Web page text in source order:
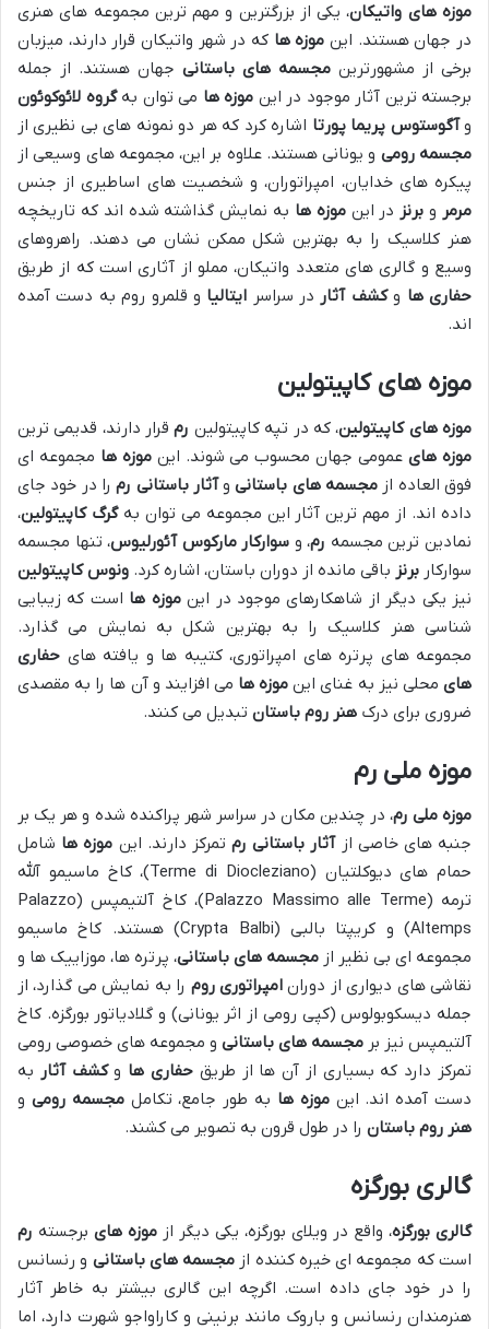
موزه های واتیکان، یکی از بزرگترین و مهم ترین مجموعه های هنری
در جهان هستند. این موزه ها که در شهر واتیکان قرار دارند، میزبان
برخی از مشهورترین مجسمه های باستانی جهان هستند. از جمله
برجسته ترین آثار موجود در این موزه ها می توان بهگروه لائوکوئون
وآگوستوس پریما پورتا اشاره کرد که هر دو نمونه های بی نظیری از
مجسمه رومی و یونانی هستند. علاوه بر این، مجموعه های وسیعی از
پیکره های خدایان، امپراتوران، و شخصیت های اساطیری از جنس
مرمر و برنز در اینموزه ها به نمایش گذاشته شده اند که تاریخچه
هنر کلاسیک را به بهترین شکل ممکن نشان می دهند. راهروهای
وسیع و گالری های متعدد واتیکان، مملو از آثاری است که از طریق
حفاری ها وکشف آثار در سراسر ایتالیا و قلمرو روم به دست آمده
اند.
موزه های کاپیتولین
موزه های کاپیتولین، که در تپه کاپیتولین رمقرار دارند، قدیمی ترین
موزه هایعمومی جهان محسوب می شوند. اینموزه ها مجموعه ای
فوق العاده از مجسمه های باستانیوآثار باستانی رمرا در خود جای
داده اند. از مهم ترین آثار این مجموعه می توان بهگرگ کاپیتولین،
نمادین ترین مجسمه رم، و سوارکار مارکوس آئورلیوس، تنها مجسمه
سوارکار برنز باقی مانده از دوران باستان، اشاره کرد. ونوس کاپیتولین
نیز یکی دیگر از شاهکارهای موجود در اینموزه ها است که زیبایی
شناسی هنر کلاسیک را به بهترین شکل به نمایش می گذارد.
مجموعه های پرتره های امپراتوری، کتیبه ها و یافته های حفاری
هایمحلی نیز به غنای این موزه ها می افزایند و آن ها را به مقصدی
ضروری برای درک هنر روم باستان تبدیل می کنند.
موزه ملی رم
موزه ملی رم، در چندین مکان در سراسر شهر پراکنده شده و هر یک بر
جنبه های خاصی ازآثار باستانی رمتمرکز دارند. این موزه ها شامل
حمام های دیوکلتیان (Terme di Diocleziano)، کاخ ماسیمو آلله
ترمه (Palazzo Massimo alle Terme)، کاخ آلتیمپس (Palazzo
Altemps) و کریپتا بالبی (Crypta Balbi) هستند. کاخ ماسیمو
مجموعه ای بی نظیر از مجسمه های باستانی، پرتره ها، موزاییک ها و
نقاشی های دیواری از دورانامپراتوری روم را به نمایش می گذارد، از
جمله دیسکوبولوس (کپی رومی از اثر یونانی) و گلادیاتور بورگزه. کاخ
آلتیمپس نیز بر مجسمه های باستانی و مجموعه های خصوصی رومی
تمرکز دارد که بسیاری از آن ها از طریقحفاری ها وکشف آثار به
دست آمده اند. اینموزه ها به طور جامع، تکاملمجسمه رومی و
هنر روم باستان را در طول قرون به تصویر می کشند.
گالری بورگزه
گالری بورگزه، واقع در ویلای بورگزه، یکی دیگر از موزه های برجسته رم
است که مجموعه ای خیره کننده از مجسمه های باستانی و رنسانس
را در خود جای داده است. اگرچه این گالری بیشتر به خاطر آثار
هنرمندان رنسانس و باروک مانند برنینی و کاراواجو شهرت دارد، اما